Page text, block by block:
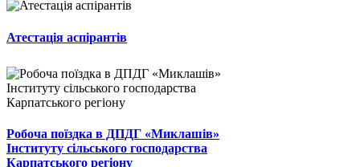
Атестація аспірантів
Робоча поїздка в ДПДГ «Миклашів»
Інституту сільського господарства
Карпатського регіону